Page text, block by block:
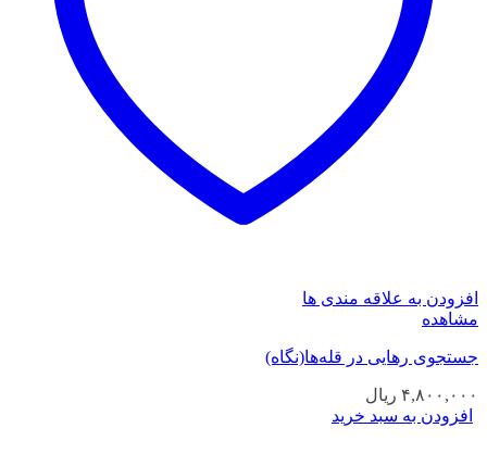
افزودن به علاقه مندی ها
مشاهده
جستجوی رهایی در قله‌ها(نگاه)
۴,۸۰۰,۰۰۰ ریال
افزودن به سبد خرید